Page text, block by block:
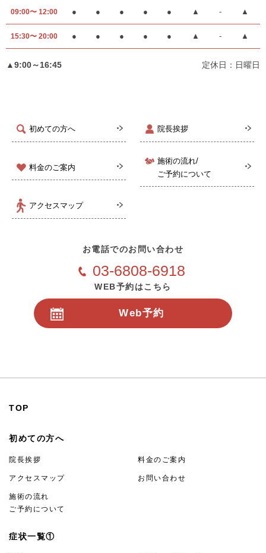
初めての方へ 院長挨拶
料金のご案内
施術の流れ/
ご予約について
アクセスマップ
09:00〜 12:00 ● ● ● ● ● ▲ - ▲
15:30〜 20:00 ● ● ● ● ● ▲ - ▲
▲9:00～16:45 定休日：日曜日
お電話でのお問い合わせ
03-6808-6918
WEB予約はこちら
Web予約
TOP
初めての方へ
院長挨拶 料金のご案内
アクセスマップ お問い合わせ
施術の流れ
ご予約について
症状一覧①